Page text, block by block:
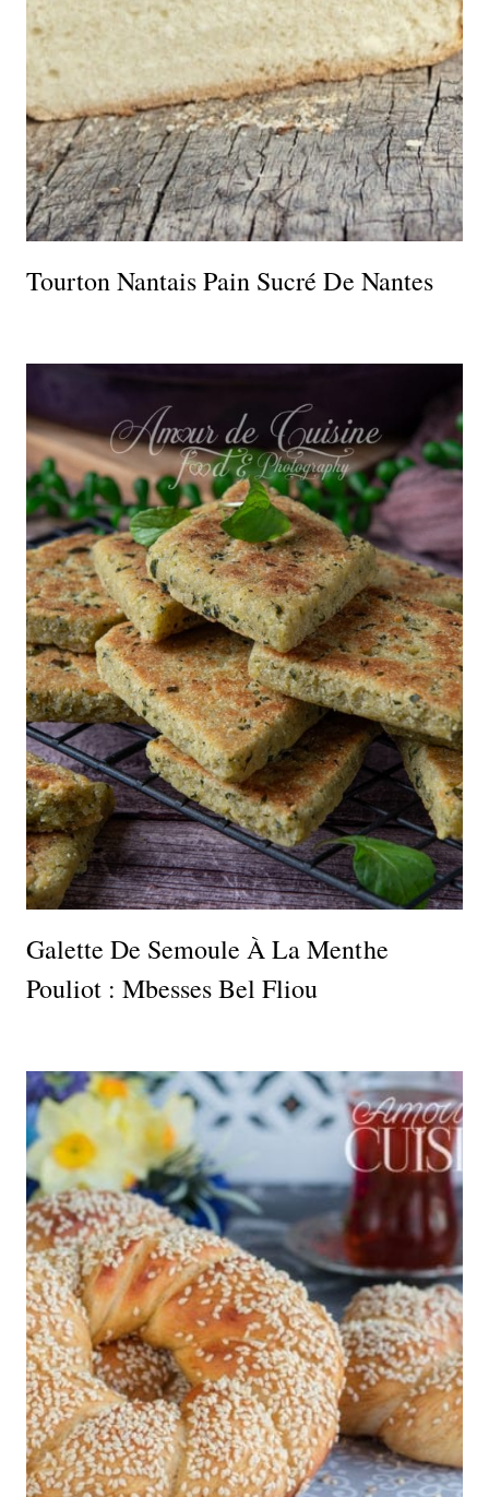
Tourton Nantais Pain Sucré De Nantes
Galette De Semoule À La Menthe
Pouliot : Mbesses Bel Fliou